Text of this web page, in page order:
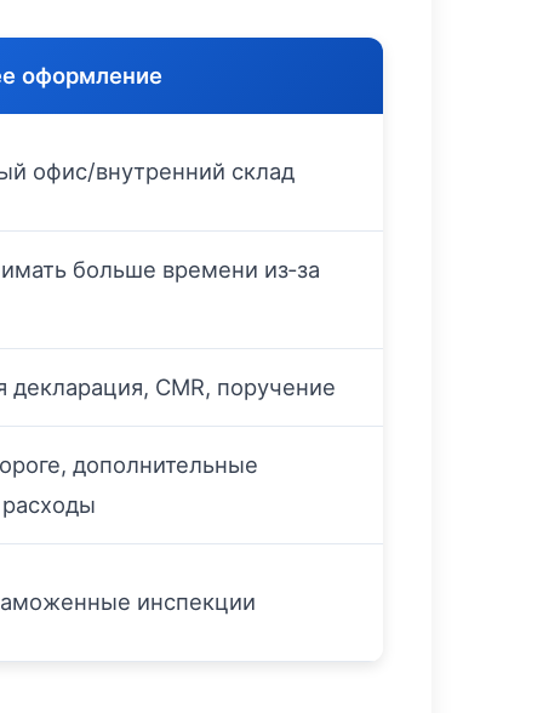
оформление
офис/внутренний склад
больше времени из‑за
декларация, CMR, поручение
дополнительные
инспекции